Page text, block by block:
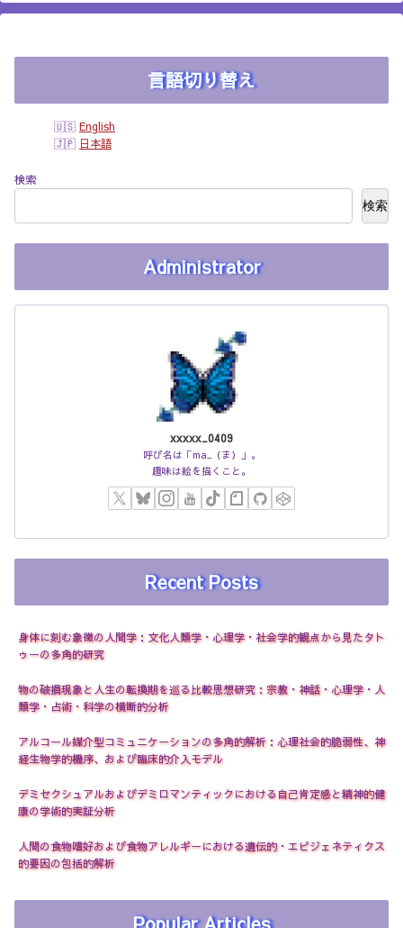
言語切り替え
English
日本語
検索
検索
Administrator
xxxxx_0409
呼び名は「ma_（ま）」。
趣味は絵を描くこと。
Recent Posts
身体に刻む象徴の人間学：文化人類学・心理学・社会学的観点から見たタト
ゥーの多角的研究
物の破損現象と人生の転換期を巡る比較思想研究：宗教・神話・心理学・人
類学・占術・科学の横断的分析
アルコール媒介型コミュニケーションの多角的解析：心理社会的脆弱性、神
経生物学的機序、および臨床的介入モデル
デミセクシュアルおよびデミロマンティックにおける自己肯定感と精神的健
康の学術的実証分析
人間の食物嗜好および食物アレルギーにおける遺伝的・エピジェネティクス
的要因の包括的解析